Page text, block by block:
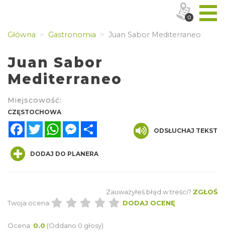
Główna Gastronomia Juan Sabor Mediterraneo
Juan Sabor
Mediterraneo
Miejscowość:
CZĘSTOCHOWA
FacebookTwitterWhatsAppMessenger
ODSŁUCHAJ TEKST
DODAJ DO PLANERA
Zauważyłeś błąd w treści? ZGŁOŚ
Twoja ocena:
DODAJ OCENĘ
Ocena: 0.0 (Oddano 0 głosy)
0